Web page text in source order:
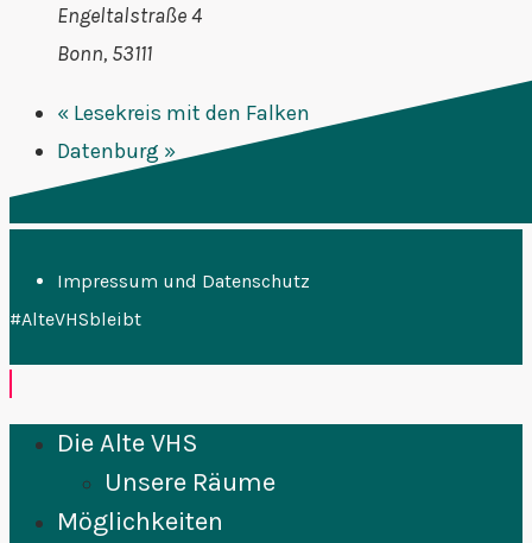
Engeltalstraße 4
Bonn, 53111
« Lesekreis mit den Falken
Datenburg »
Impressum und Datenschutz
#AlteVHSbleibt
Die Alte VHS
Unsere Räume
Möglichkeiten